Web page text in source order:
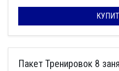
Пакет Тренировок 8